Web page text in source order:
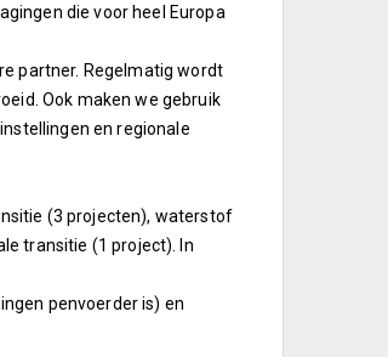
die voor heel Europa
partner. Regelmatig wordt
Ook maken we gebruik
en regionale
(3 projecten), waterstof
transitie (1 project). In
penvoerder is) en